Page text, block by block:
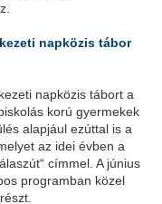
napközis tábor
napközis tábort a
korú gyermekek
alapjául ezúttal is a
az idei évben a
címmel. A június
programban közel